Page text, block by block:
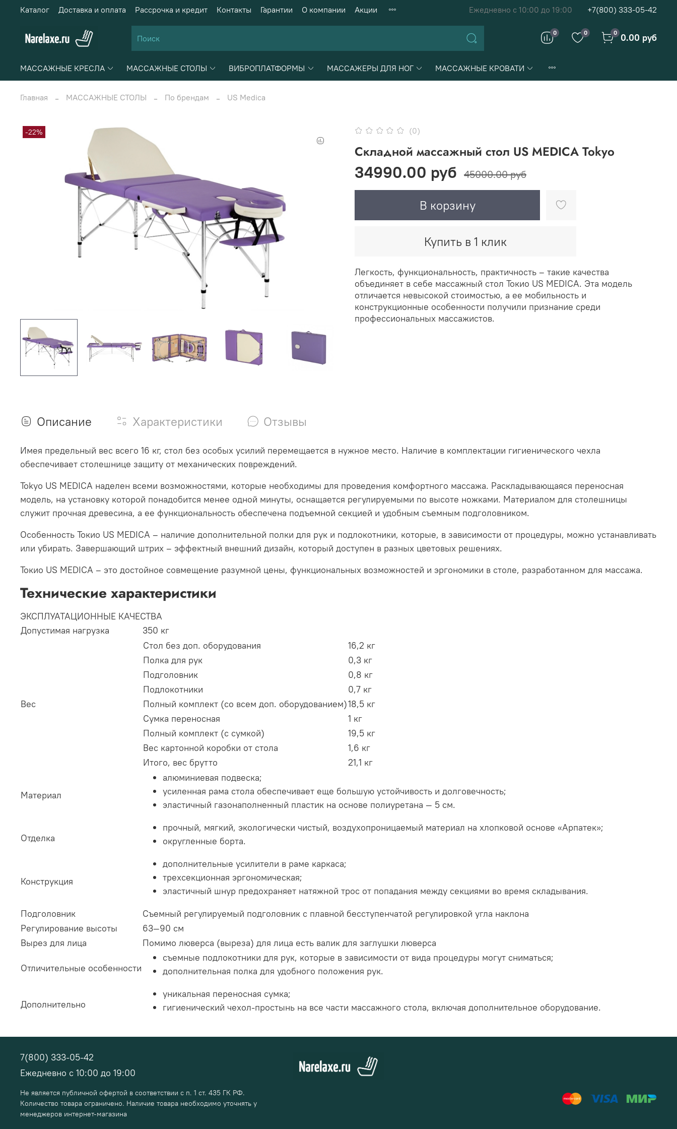
Каталог Доставка и оплата Рассрочка и кредит Контакты Гарантии О компании Акции Ежедневно с 10:00 до 19:00 +7(800) 333-05-42
0 0 0 0.00 руб
МАССАЖНЫЕ КРЕСЛА МАССАЖНЫЕ СТОЛЫ ВИБРОПЛАТФОРМЫ МАССАЖЕРЫ ДЛЯ НОГ МАССАЖНЫЕ КРОВАТИ
Главная МАССАЖНЫЕ СТОЛЫ По брендам US Medica
-22% (0)
Складной массажный стол US MEDICA Tokyo
34990.00 руб 45000.00 руб
В корзину
Купить в 1 клик
Легкость, функциональность, практичность – такие качества
объединяет в себе массажный стол Токио US MEDICA. Эта модель
отличается невысокой стоимостью, а ее мобильность и
конструкционные особенности получили признание среди
профессиональных массажистов.
Описание Характеристики Отзывы
Имея предельный вес всего 16 кг, стол без особых усилий перемещается в нужное место. Наличие в комплектации гигиенического чехла
обеспечивает столешнице защиту от механических повреждений.
Tokyo US MEDICA наделен всеми возможностями, которые необходимы для проведения комфортного массажа. Раскладывающаяся переносная
модель, на установку которой понадобится менее одной минуты, оснащается регулируемыми по высоте ножками. Материалом для столешницы
служит прочная древесина, а ее функциональность обеспечена подъемной секцией и удобным съемным подголовником.
Особенность Токио US MEDICA – наличие дополнительной полки для рук и подлокотники, которые, в зависимости от процедуры, можно устанавливать
или убирать. Завершающий штрих – эффектный внешний дизайн, который доступен в разных цветовых решениях.
Токио US MEDICA – это достойное совмещение разумной цены, функциональных возможностей и эргономики в столе, разработанном для массажа.
Технические характеристики
ЭКСПЛУАТАЦИОННЫЕ КАЧЕСТВА
Допустимая нагрузка
350 кг
Вес
Стол без доп. оборудования
16,2 кг
Полка для рук
0,3 кг
Подголовник
0,8 кг
Подлокотники
0,7 кг
Полный комплект (со всем доп. оборудованием)18,5 кг
Сумка переносная
1 кг
Полный комплект (с сумкой)
19,5 кг
Вес картонной коробки от стола
1,6 кг
Итого, вес брутто
21,1 кг
Материал
алюминиевая подвеска;
усиленная рама стола обеспечивает еще большую устойчивость и долговечность;
эластичный газонаполненный пластик на основе полиуретана — 5 см.
Отделка
прочный, мягкий, экологически чистый, воздухопроницаемый материал на хлопковой основе «Арпатек»;
округленные борта.
Конструкция
дополнительные усилители в раме каркаса;
трехсекционная эргономическая;
эластичный шнур предохраняет натяжной трос от попадания между секциями во время складывания.
Подголовник
Cъемный регулируемый подголовник с плавной бесступенчатой регулировкой угла наклона
Регулирование высоты
63—90 см
Вырез для лица
Помимо люверса (выреза) для лица есть валик для заглушки люверса
Отличительные особенности
съемные подлокотники для рук, которые в зависимости от вида процедуры могут сниматься;
дополнительная полка для удобного положения рук.
Дополнительно
уникальная переносная сумка;
гигиенический чехол-простынь на все части массажного стола, включая дополнительное оборудование.
7(800) 333-05-42
Ежедневно с 10:00 до 19:00
Не является публичной офертой в соответствии с п. 1 ст. 435 ГК РФ.
Количество товара ограничено. Наличие товара необходимо уточнять у
менеджеров интернет-магазина